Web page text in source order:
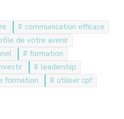
communication efficace
de votre avenir
formation
leadership
formation
utiliser cpf